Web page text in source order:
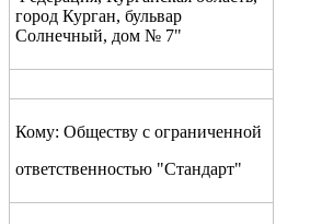
город Курган, бульвар
Солнечный, дом № 7"
Кому: Обществу с ограниченной
ответственностью "Стандарт"